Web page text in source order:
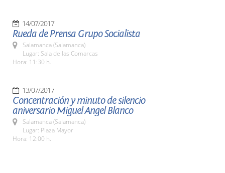
14/07/2017
Rueda de Prensa Grupo Socialista
Salamanca (Salamanca)
Lugar: Sala de las Comarcas
Hora: 11:30 h.
13/07/2017
Concentración y minuto de silencio
aniversario Miguel Angel Blanco
Salamanca (Salamanca)
Lugar: Plaza Mayor
Hora: 12:00 h.